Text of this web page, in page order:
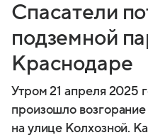
Спасатели
подземной
Краснодаре
Утром 21 апреля 2025
произошло
на улице Колхозной.